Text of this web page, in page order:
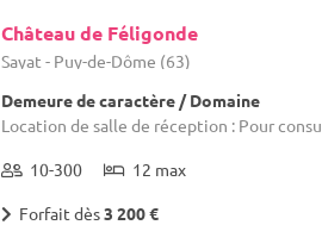
Château de Féligonde
Sayat - Puy-de-Dôme (63)
Demeure de caractère / Domaine
Location de salle de réception : Pour
10-300 12 max
Forfait dès3 200 €